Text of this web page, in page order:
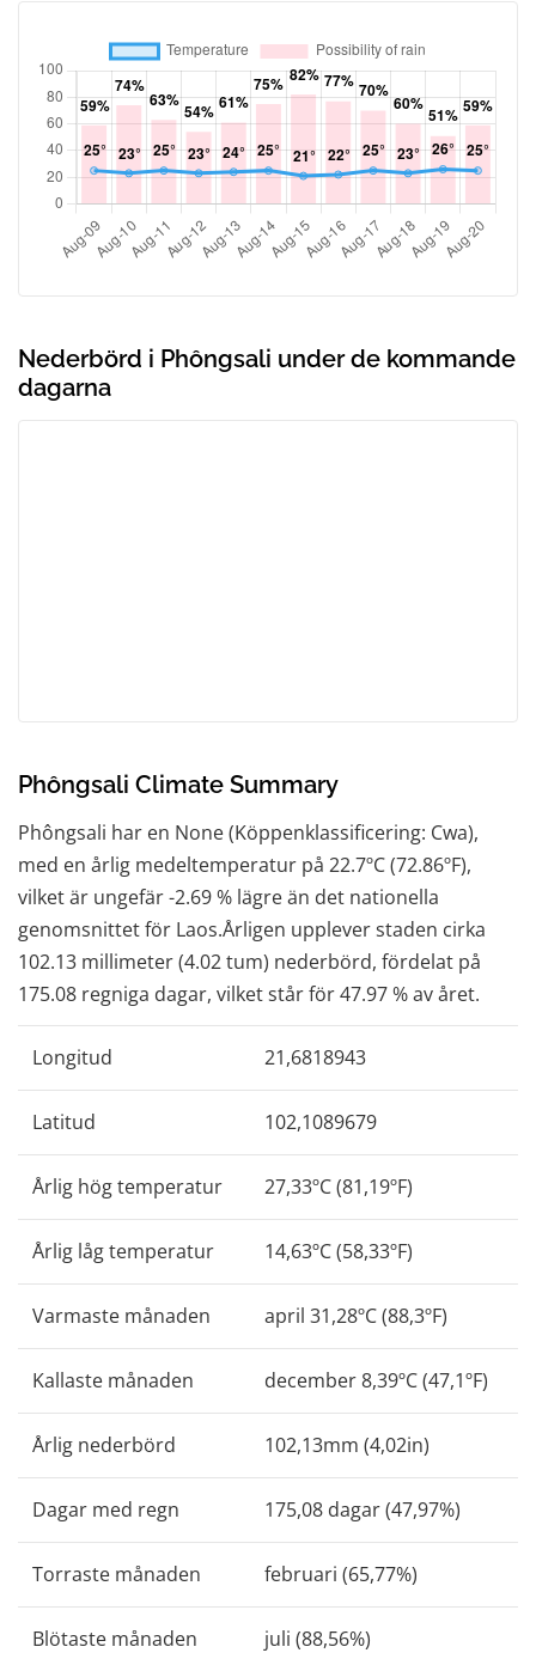
Nederbörd i Phôngsali under de kommande
dagarna
Phôngsali Climate Summary
Phôngsali har en None (Köppenklassificering: Cwa),
med en årlig medeltemperatur på 22.7ºC (72.86ºF),
vilket är ungefär -2.69 % lägre än det nationella
genomsnittet för Laos.Årligen upplever staden cirka
102.13 millimeter (4.02 tum) nederbörd, fördelat på
175.08 regniga dagar, vilket står för 47.97 % av året.
Longitud 21,6818943
Latitud 102,1089679
Årlig hög temperatur 27,33ºC (81,19ºF)
Årlig låg temperatur 14,63ºC (58,33ºF)
Varmaste månaden april 31,28ºC (88,3ºF)
Kallaste månaden december 8,39ºC (47,1ºF)
Årlig nederbörd 102,13mm (4,02in)
Dagar med regn 175,08 dagar (47,97%)
Torraste månaden februari (65,77%)
Blötaste månaden juli (88,56%)